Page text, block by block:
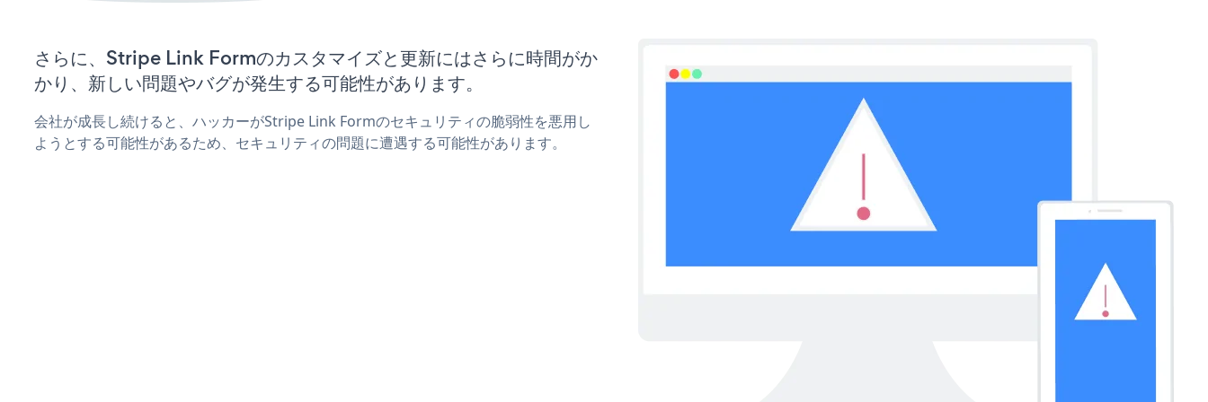
さらに、Stripe Link Formのカスタマイズと更新にはさらに時間がか
かり、新しい問題やバグが発生する可能性があります。
会社が成長し続けると、ハッカーがStripe Link Formのセキュリティの脆弱性を悪用し
ようとする可能性があるため、セキュリティの問題に遭遇する可能性があります。